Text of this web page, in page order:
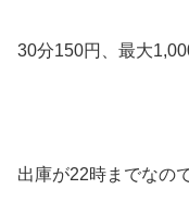
30分150円、最大
出庫が22時までなので